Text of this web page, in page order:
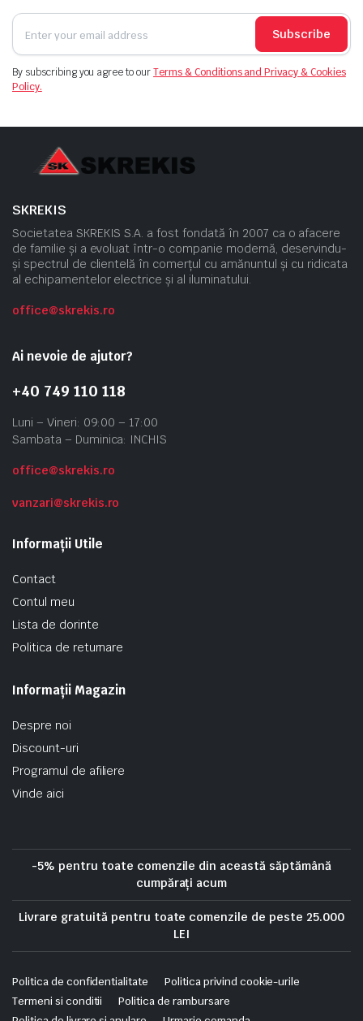
Subscribe
By subscribing you agree to ourTerms & Conditions and Privacy & Cookies
Policy.
SKREKIS
Societatea SKREKIS S.A. a fost fondată în 2007 ca o afacere
de familie și a evoluat într-o companie modernă, deservindu-
și spectrul de clientelă în comerțul cu amănuntul și cu ridicata
al echipamentelor electrice și al iluminatului.
office@skrekis.ro
Ai nevoie de ajutor?
+40 749 110 118
Luni – Vineri: 09:00 – 17:00
Sambata – Duminica: INCHIS
office@skrekis.ro
vanzari@skrekis.ro
Informații Utile
Contact
Contul meu
Lista de dorinte
Politica de returnare
Informații Magazin
Despre noi
Discount-uri
Programul de afiliere
Vinde aici
-5% pentru toate comenzile din această săptămână
cumpărați acum
Livrare gratuită pentru toate comenzile de peste 25.000
LEI
Politica de confidentialitate
Politica privind cookie-urile
Termeni si conditii
Politica de rambursare